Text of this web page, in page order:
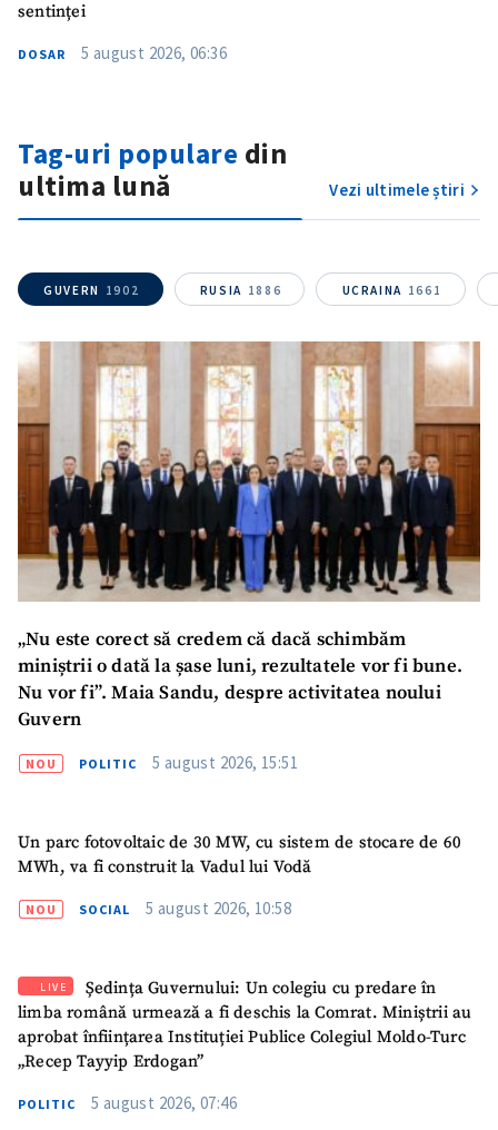
SUSȚINE
sentinței
DOSAR 5 august 2026, 06:36
Tag-uri populare din
ultima lună
Vezi ultimele știri
GUVERN 1902 RUSIA 1886 UCRAINA 1661
„Nu este corect să credem că dacă schimbăm
miniștrii o dată la șase luni, rezultatele vor fi bune.
Nu vor fi”. Maia Sandu, despre activitatea noului
Guvern
NOU POLITIC 5 august 2026, 15:51
Un parc fotovoltaic de 30 MW, cu sistem de stocare de 60
MWh, va fi construit la Vadul lui Vodă
NOU SOCIAL 5 august 2026, 10:58
LIVE
Ședința Guvernului: Un colegiu cu predare în
limba română urmează a fi deschis la Comrat. Miniștrii au
aprobat înființarea Instituției Publice Colegiul Moldo-Turc
„Recep Tayyip Erdogan”
POLITIC 5 august 2026, 07:46